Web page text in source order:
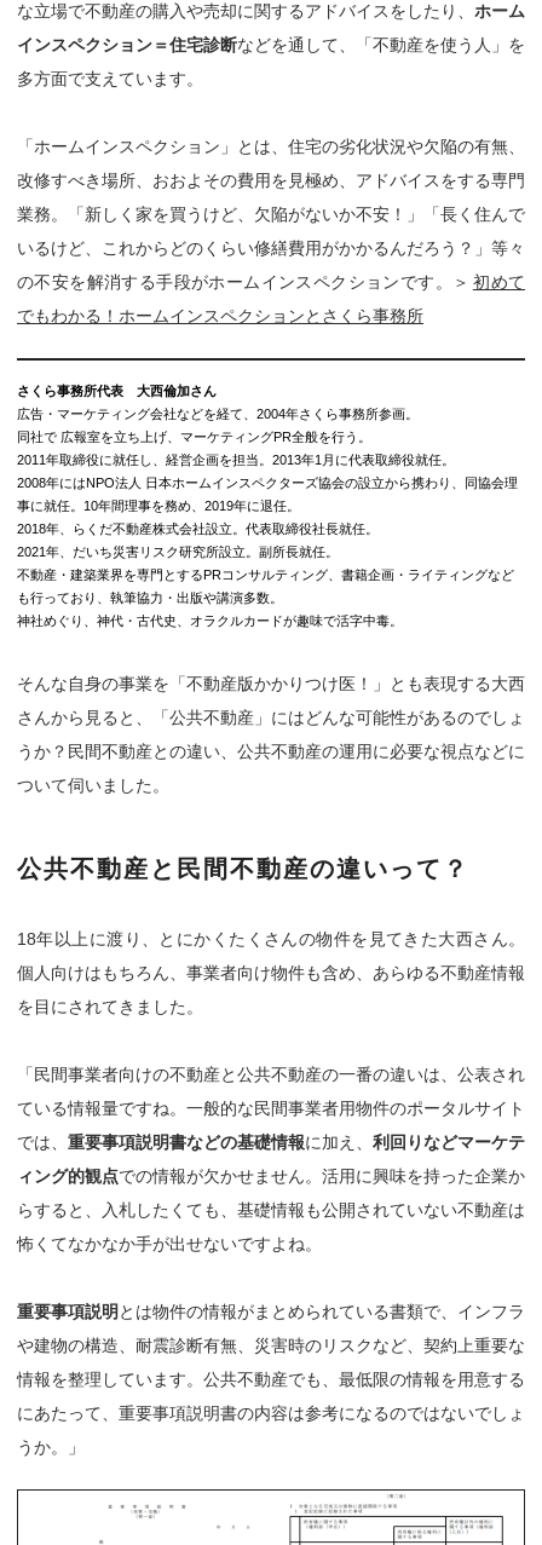
な立場で不動産の購入や売却に関するアドバイスをしたり、 ホーム
インスペクション＝住宅診断などを通して、「不動産を使う人」を
多方面で支えています。
「ホームインスペクション」とは、住宅の劣化状況や欠陥の有無、
改修すべき場所、おおよその費用を見極め、アドバイスをする専門
業務。「新しく家を買うけど、欠陥がないか不安！」「長く住んで
いるけど、これからどのくらい修繕費用がかかるんだろう？」等々
の不安を解消する手段がホームインスペクションです。＞ 初めて
でもわかる！ホームインスペクションとさくら事務所
さくら事務所代表 大西倫加さん
広告・マーケティング会社などを経て、2004年さくら事務所参画。
同社で 広報室を立ち上げ、マーケティングPR全般を行う。
2011年取締役に就任し、経営企画を担当。2013年1月に代表取締役就任。
2008年にはNPO法人 日本ホームインスペクターズ協会の設立から携わり、同協会理
事に就任。10年間理事を務め、2019年に退任。
2018年、らくだ不動産株式会社設立。代表取締役社長就任。
2021年、だいち災害リスク研究所設立。副所長就任。
不動産・建築業界を専門とするPRコンサルティング、書籍企画・ライティングなど
も行っており、執筆協力・出版や講演多数。
神社めぐり、神代・古代史、オラクルカードが趣味で活字中毒。
そんな自身の事業を「不動産版かかりつけ医！」とも表現する大西
さんから見ると、「公共不動産」にはどんな可能性があるのでしょ
うか？民間不動産との違い、公共不動産の運用に必要な視点などに
ついて伺いました。
公共不動産と民間不動産の違いって？
18年以上に渡り、とにかくたくさんの物件を見てきた大西さん。
個人向けはもちろん、事業者向け物件も含め、あらゆる不動産情報
を目にされてきました。
「民間事業者向けの不動産と公共不動産の一番の違いは、公表され
ている情報量ですね。一般的な民間事業者用物件のポータルサイト
では、 重要事項説明書などの基礎情報に加え、 利回りなどマーケテ
ィング的観点での情報が欠かせません。活用に興味を持った企業か
らすると、入札したくても、基礎情報も公開されていない不動産は
怖くてなかなか手が出せないですよね。
重要事項説明 とは物件の情報がまとめられている書類で、インフラ
や建物の構造、耐震診断有無、災害時のリスクなど、契約上重要な
情報を整理しています。公共不動産でも、最低限の情報を用意する
にあたって、重要事項説明書の内容は参考になるのではないでしょ
うか。」